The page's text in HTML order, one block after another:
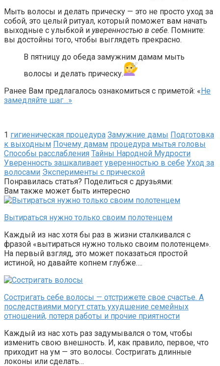
Мыть волосы и делать прическу — это не просто уход за
собой, это целый ритуал, который поможет вам начать
выходные с улыбкой и уверенностью в себе. Помните:
вы достойны того, чтобы выглядеть прекрасно.
В пятницу до обеда замужним дамам мыть
волосы и делать прическу.
Ранее Вам предлагалось ознакомиться с приметой: « Не
замедляйте шаг…»
1 гигиеническая процедура Замужние дамы Подготовка
к выходным Почему дамам процедура мытья головы
Способы расслабления Тайны Народной Мудрости
Уверенность зашкаливает уверенностью в себе Уход за
волосами Эксперименты с прической
Понравилась статья? Поделиться с друзьями:
Вам также может быть интересно
Вытираться нужно только своим полотенцем
Каждый из нас хотя бы раз в жизни сталкивался с
фразой «вытираться нужно только своим полотенцем».
На первый взгляд, это может показаться простой
истиной, но давайте копнем глубже….
Состригать себе волосы — отстрижете свое счастье. А
последствиями могут стать ухудшение семейных
отношений, потеря работы и прочие приятности
Каждый из нас хоть раз задумывался о том, чтобы
изменить свою внешность. И, как правило, первое, что
приходит на ум — это волосы. Состригать длинные
локоны или сделать…